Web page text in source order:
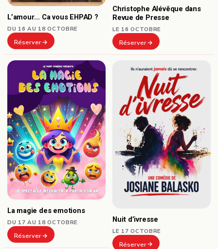
L’amour… Ca vous EHPAD ?
DU 16 AU 18 OCTOBRE
Réserver
Christophe Alévêque dans
Revue de Presse
LE 16 OCTOBRE
Réserver
La magie des emotions
DU 17 AU 18 OCTOBRE
Réserver
Nuit d’ivresse
LE 17 OCTOBRE
Réserver